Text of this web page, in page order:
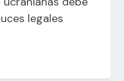
legales